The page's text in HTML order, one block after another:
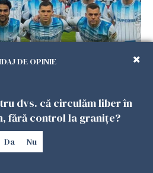
eliminată din Liga
2 cu Levski Sofia
DE OPINIE
dvs. că circulăm liber în
fără control la granițe?
Da Nu